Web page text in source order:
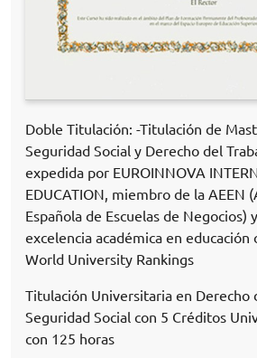
Doble Titulación: -Titulación de
Seguridad Social y Derecho del
expedida por EUROINNOVA
EDUCATION, miembro de la AEEN
Española de Escuelas de Negocios)
excelencia académica en educación
World University Rankings
Titulación Universitaria en Derecho
Seguridad Social con 5 Créditos
con 125 horas